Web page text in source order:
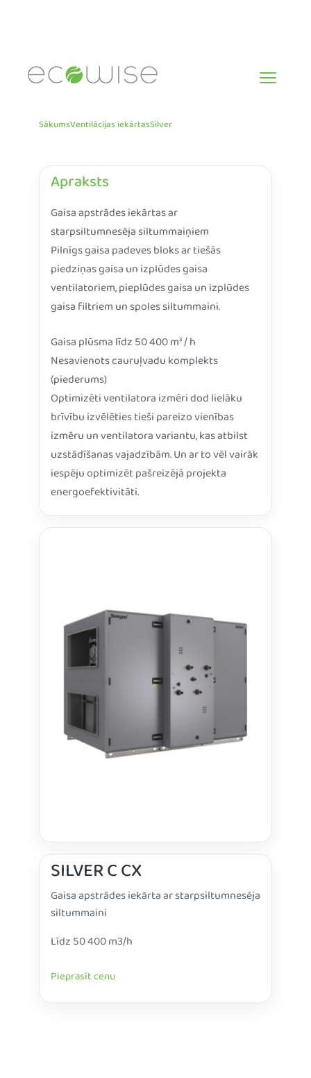
content
SākumsVentilācijas iekārtasSilver
SILVER C CX
Gaisa apstrādes iekārta ar starpsiltumnesēja
siltummaini
Līdz 50 400 m3/h
Pieprasīt cenu
Apraksts
Gaisa apstrādes iekārtas ar
starpsiltumnesēja siltummaiņiem
Pilnīgs gaisa padeves bloks ar tiešās
piedziņas gaisa un izplūdes gaisa
ventilatoriem, pieplūdes gaisa un izplūdes
gaisa filtriem un spoles siltummaini.
Gaisa plūsma līdz 50 400 m³ / h
Nesavienots cauruļvadu komplekts
(piederums)
Optimizēti ventilatora izmēri dod lielāku
brīvību izvēlēties tieši pareizo vienības
izmēru un ventilatora variantu, kas atbilst
uzstādīšanas vajadzībām. Un ar to vēl vairāk
iespēju optimizēt pašreizējā projekta
energoefektivitāti.